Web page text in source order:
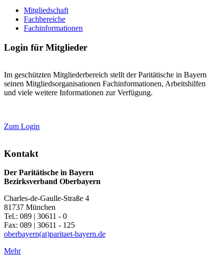
Mitgliedschaft
Fachbereiche
Fachinformationen
Login für Mitglieder
Im geschützten Mitgliederbereich stellt der Paritätische in Bayern
seinen Mitgliedsorganisationen Fachinformationen, Arbeitshilfen
und viele weitere Informationen zur Verfügung.
Zum Login
Kontakt
Der Paritätische in Bayern
Bezirksverband Oberbayern
Charles-de-Gaulle-Straße 4
81737 München
Tel.: 089 | 30611 - 0
Fax: 089 | 30611 - 125
oberbayern(at)paritaet-bayern.de
Mehr